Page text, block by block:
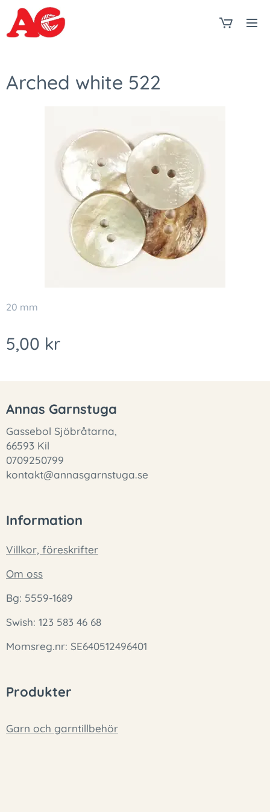
Arched white 522
20 mm
5,00 kr
Annas Garnstuga
Gassebol Sjöbråtarna,
66593 Kil
0709250799
kontakt@annasgarnstuga.se
Information
Villkor, föreskrifter
Om oss
Bg: 5559-1689
Swish: 123 583 46 68
Momsreg.nr: SE640512496401
Produkter
Garn och garntillbehör